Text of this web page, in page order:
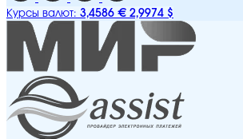
Курсы валют: 3,4586 € 2,9974 $